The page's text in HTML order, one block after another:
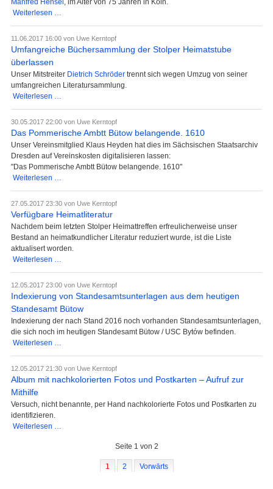
Manfred Hensel , im Alter von 75 Jahren in Köln.
Weiterlesen …
verstorben
11.06.2017 16:00 von Uwe Kerntopf
Umfangreiche Büchersammlung der Stolper Heimatstube
überlassen
Unser Mitstreiter Dietrich Schröder trennt sich wegen Umzug von seiner
umfangreichen Literatursammlung.
Weiterlesen …
der
Stolper
überlassen
30.05.2017 22:00 von Uwe Kerntopf
Das Pommerische Ambtt Bütow belangende. 1610
Unser Vereinsmitglied Klaus Heyden hat dies im Sächsischen Staatsarchiv
Dresden auf Vereinskosten digitalisieren lassen:
"Das Pommerische Ambtt Bütow belangende. 1610"
Weiterlesen …
Ambtt
Bütow
27.05.2017 23:30 von Uwe Kerntopf
Verfügbare Heimatliteratur
Nachdem beim letzten Stolper Heimattreffen erfreulicherweise unser
Bestand an heimatkundlicher Literatur reduziert wurde, ist die Liste
aktualisert worden.
Weiterlesen …
12.05.2017 23:00 von Uwe Kerntopf
Indexierung von Standesamtsunterlagen aus dem heutigen
Standesamt Bütow
Indexierung der nach Stand 2016 noch vorhanden Standesamtsunterlagen,
die sich noch im heutigen Standesamt Bütow / USC Bytów befinden.
Weiterlesen …
Standesamtsunterlagen
aus
Standesamt
12.05.2017 21:30 von Uwe Kerntopf
Album mit nachkolorierten Fotos und Postkarten – Aufruf zur
Mithilfe
Versuch, nicht benannte, per Hand nachkolorierte Fotos und Postkarten zu
identifizieren.
Weiterlesen …
Seite 1 von 2
1 2 Vorwärts